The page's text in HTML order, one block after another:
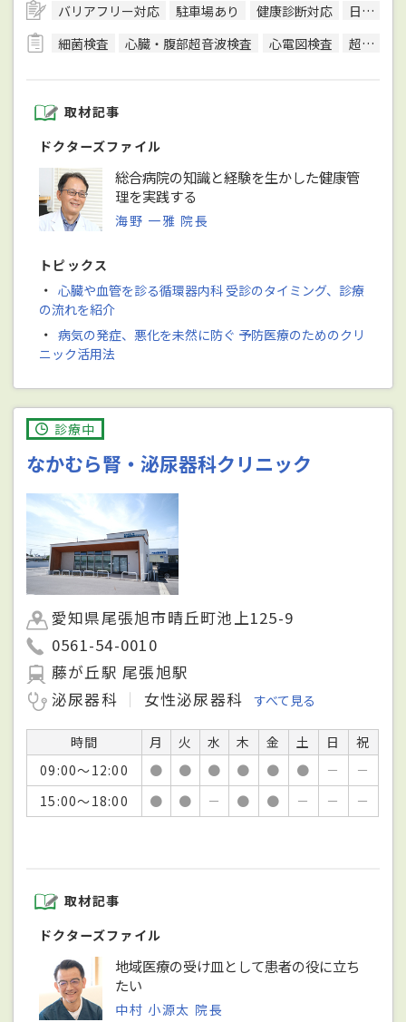
バリアフリー対応 駐車場あり 健康診断対応
日本内科学会総合内科専門医
細菌検査
心臓・腹部超音波検査 心電図検査 超音波検査
取材記事
ドクターズファイル
総合病院の知識と経験を生かした健康管
理を実践する
海野 一雅 院長
トピックス
・ 心臓や血管を診る循環器内科 受診のタイミング、診療
の流れを紹介
・ 病気の発症、悪化を未然に防ぐ 予防医療のためのクリ
ニック活用法
診療中
なかむら腎・泌尿器科クリニック
愛知県尾張旭市晴丘町池上125-9
0561-54-0010
藤が丘駅 尾張旭駅
泌尿器科
女性泌尿器科 すべて見る
時間 月 火 水 木 金 土 日
祝
09:00～12:00
● ● ● ● ● ● －
－
15:00～18:00
● ● － ● ● － － －
取材記事
ドクターズファイル
地域医療の受け皿として患者の役に立ち
たい
中村 小源太 院長